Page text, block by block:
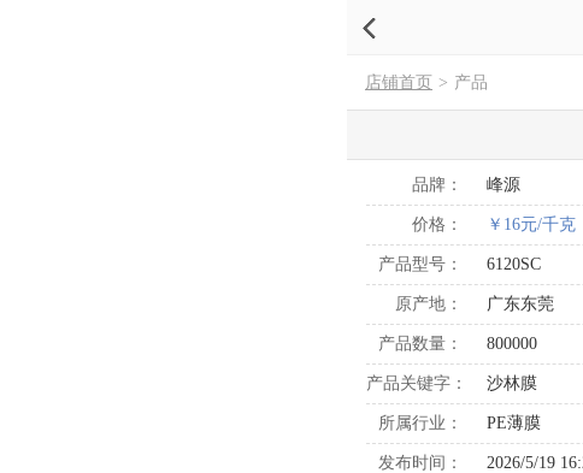
店铺首页 > 产品
品牌： 峰源
价格： ￥16元/千克
产品型号： 6120SC
原产地： 广东东莞
产品数量： 800000
产品关键字： 沙林膜
所属行业： PE薄膜
发布时间： 2026/5/19